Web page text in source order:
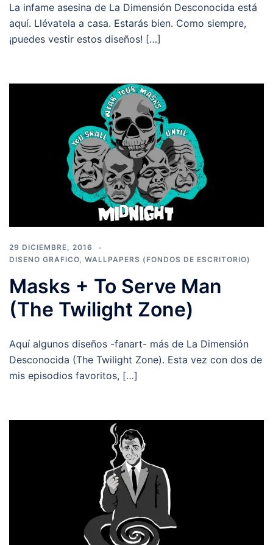
La infame asesina de La Dimensión Desconocida está
aquí. Llévatela a casa. Estarás bien. Como siempre,
¡puedes vestir estos diseños! […]
29 DICIEMBRE, 2016
DISENO GRAFICO, WALLPAPERS (FONDOS DE ESCRITORIO)
Masks + To Serve Man
(The Twilight Zone)
Aquí algunos diseños -fanart- más de La Dimensión
Desconocida (The Twilight Zone). Esta vez con dos de
mis episodios favoritos, […]